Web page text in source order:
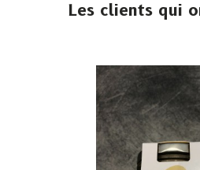
Les clients qui